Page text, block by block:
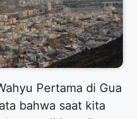
Pertama di Gua
bahwa saat kita